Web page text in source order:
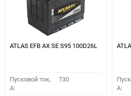
ATLAS EFB AX SE S95 100D26L
Пусковой ток,
A:
730
A: